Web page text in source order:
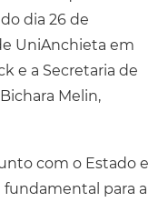
dia 26 de
UniAnchieta em
e a Secretaria de
Melin,
com o Estado e
para a